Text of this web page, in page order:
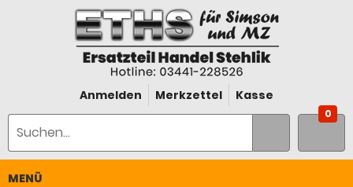
Anmelden Merkzettel Kasse
0
MENÜ